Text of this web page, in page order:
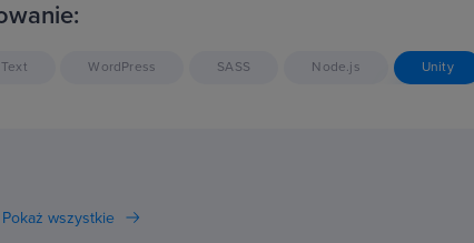
WordPress SASS Node.js Unity
Pokaż wszystkie